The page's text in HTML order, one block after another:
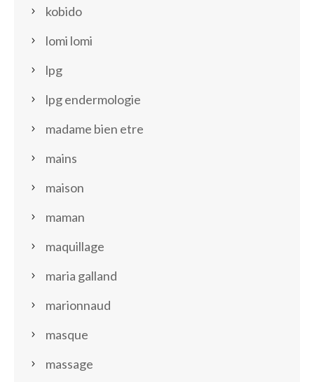
kobido
lomi lomi
lpg
lpg endermologie
madame bien etre
mains
maison
maman
maquillage
maria galland
marionnaud
masque
massage